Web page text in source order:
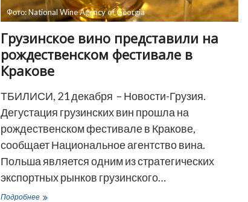
Фото: National Wine Agency of Georgia
Грузинское вино представили на
рождественском фестивале в
Кракове
ТБИЛИСИ, 21 декабря – Новости-Грузия.
Дегустация грузинских вин прошла на
рождественском фестивале в Кракове,
сообщает Национальное агентство вина.
Польша является одним из стратегических
экспортных рынков грузинского…
ПодробнееГрузинское